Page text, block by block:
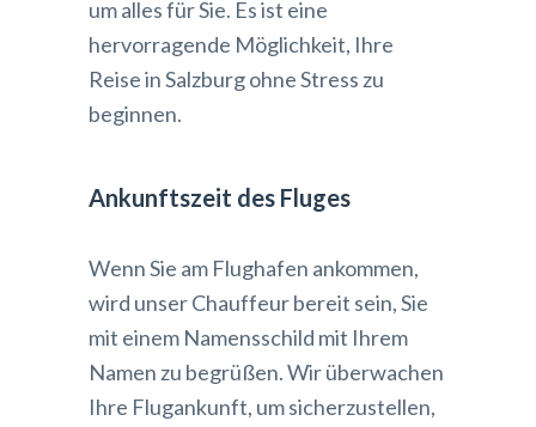
um alles für Sie. Es ist eine
hervorragende Möglichkeit, Ihre
Reise in Salzburg ohne Stress zu
beginnen.
Ankunftszeit des Fluges
Wenn Sie am Flughafen ankommen,
wird unser Chauffeur bereit sein, Sie
mit einem Namensschild mit Ihrem
Namen zu begrüßen. Wir überwachen
Ihre Flugankunft, um sicherzustellen,